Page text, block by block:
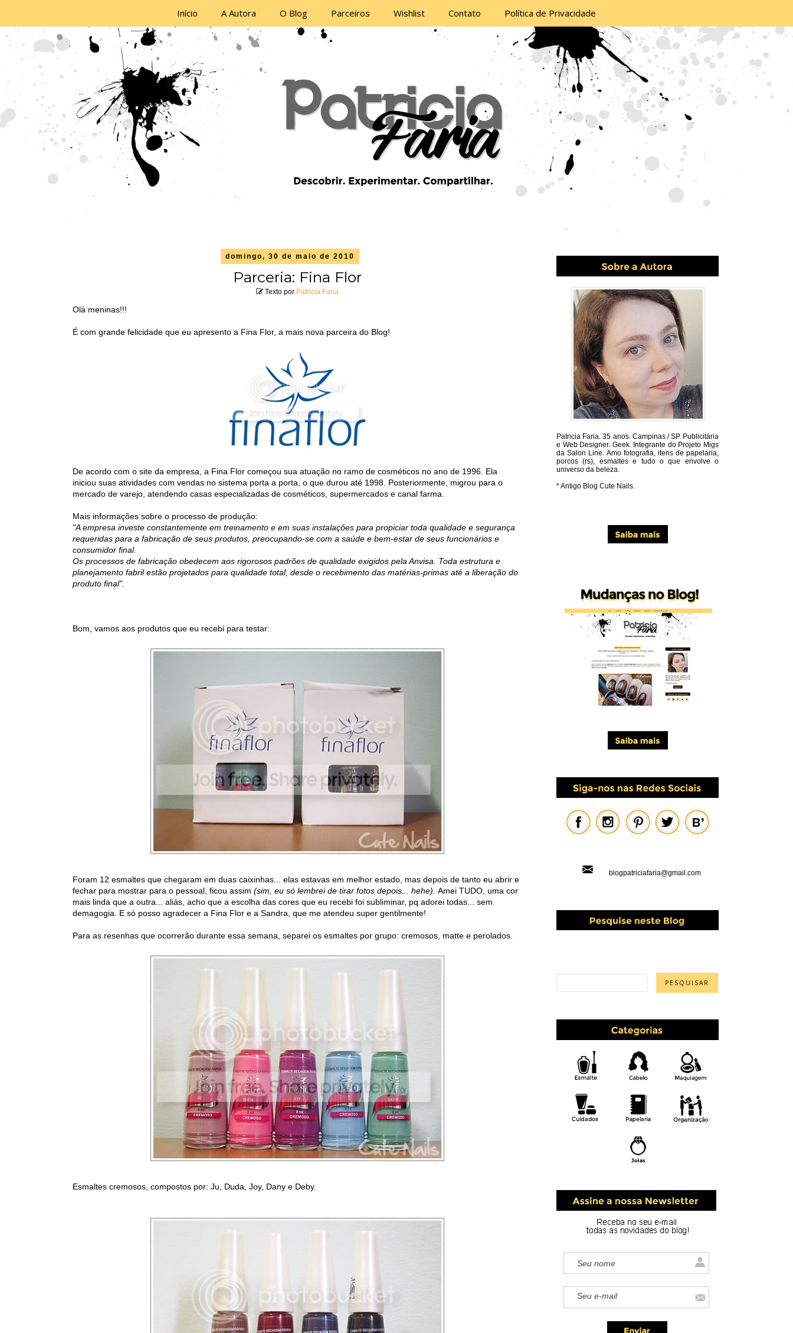
Início A Autora O Blog Parceiros Wishlist Contato Política de Privacidade
domingo, 30 de maio de 2010
Parceria: Fina Flor
Texto por Patricia Faria
Olá meninas!!!
É com grande felicidade que eu apresento a Fina Flor, a mais nova parceira do Blog!
De acordo com o site da empresa, a Fina Flor começou sua atuação no ramo de cosméticos no ano de 1996. Ela
iniciou suas atividades com vendas no sistema porta a porta, o que durou até 1998. Posteriormente, migrou para o
mercado de varejo, atendendo casas especializadas de cosméticos, supermercados e canal farma.
Mais informações sobre o processo de produção:
"A empresa investe constantemente em treinamento e em suas instalações para propiciar toda qualidade e segurança
requeridas para a fabricação de seus produtos, preocupando-se com a saúde e bem-estar de seus funcionários e
consumidor final.
Os processos de fabricação obedecem aos rigorosos padrões de qualidade exigidos pela Anvisa. Toda estrutura e
planejamento fabril estão projetados para qualidade total, desde o recebimento das matérias-primas até a liberação do
produto final".
Bom, vamos aos produtos que eu recebi para testar:
Foram 12 esmaltes que chegaram em duas caixinhas... elas estavas em melhor estado, mas depois de tanto eu abrir e
fechar para mostrar para o pessoal, ficou assim (sim, eu só lembrei de tirar fotos depois... hehe). Amei TUDO, uma cor
mais linda que a outra... aliás, acho que a escolha das cores que eu recebi foi subliminar, pq adorei todas... sem
demagogia. E só posso agradecer a Fina Flor e a Sandra, que me atendeu super gentilmente!
Para as resenhas que ocorrerão durante essa semana, separei os esmaltes por grupo: cremosos, matte e perolados.
Esmaltes cremosos, compostos por: Ju, Duda, Joy, Dany e Deby.
Patricia Faria.35 anos. Campinas / SP. Publicitária
e Web Designer. Geek. Integrante do Projeto Migs
da Salon Line. Amo fotografia, itens de papelaria,
porcos (rs), esmaltes e tudo o que envolve o
universo da beleza.
* Antigo Blog Cute Nails.
blogpatriciafaria@gmail.com